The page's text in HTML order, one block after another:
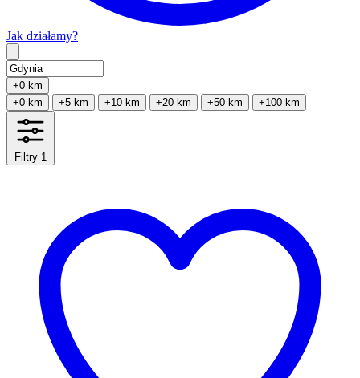
Jak działamy?
+0 km
+0 km
+5 km +10 km +20 km +50 km +100 km
Filtry 1